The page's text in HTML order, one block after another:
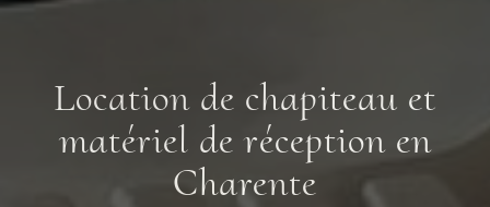
Location de chapiteau et
matériel de réception en
Charente